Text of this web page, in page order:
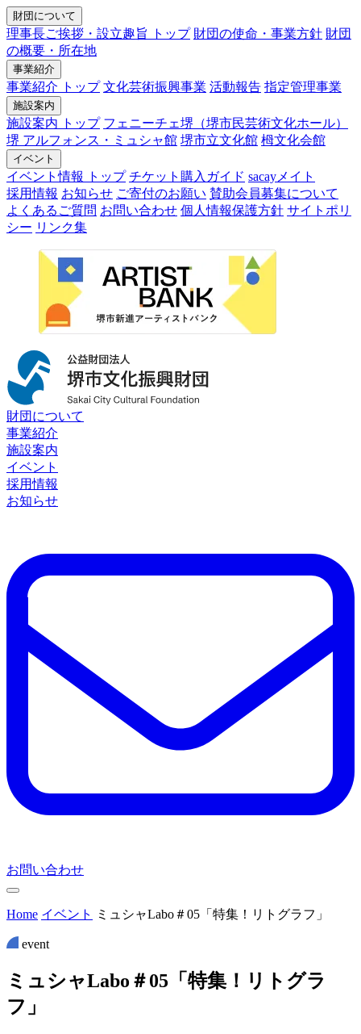
財団について
理事長ご挨拶・設立趣旨 トップ 財団の使命・事業方針 財団
の概要・所在地
事業紹介
事業紹介 トップ 文化芸術振興事業 活動報告 指定管理事業
施設案内
施設案内 トップ フェニーチェ堺（堺市民芸術文化ホール）
堺 アルフォンス・ミュシャ館 堺市立文化館 栂文化会館
イベント
イベント情報 トップ チケット購入ガイド sacayメイト
採用情報 お知らせ ご寄付のお願い 賛助会員募集について
よくあるご質問 お問い合わせ 個人情報保護方針 サイトポリ
シー リンク集
財団について
事業紹介
施設案内
イベント
採用情報
お知らせ
お問い合わせ
Home イベント ミュシャLabo＃05「特集！リトグラフ」
event
ミ ュシャLabo ＃05 「 特集 ！ リ ト グラ
フ 」